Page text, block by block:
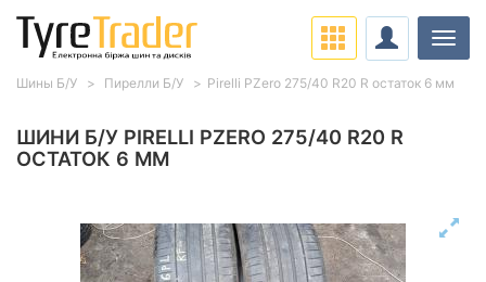
ШИНИ Б/У PIRELLI PZERO 275/40 R20 R
ОСТАТОК 6 ММ
Шины Б/У Пирелли Б/У Pirelli PZero 275/40 R20 R остаток 6 мм